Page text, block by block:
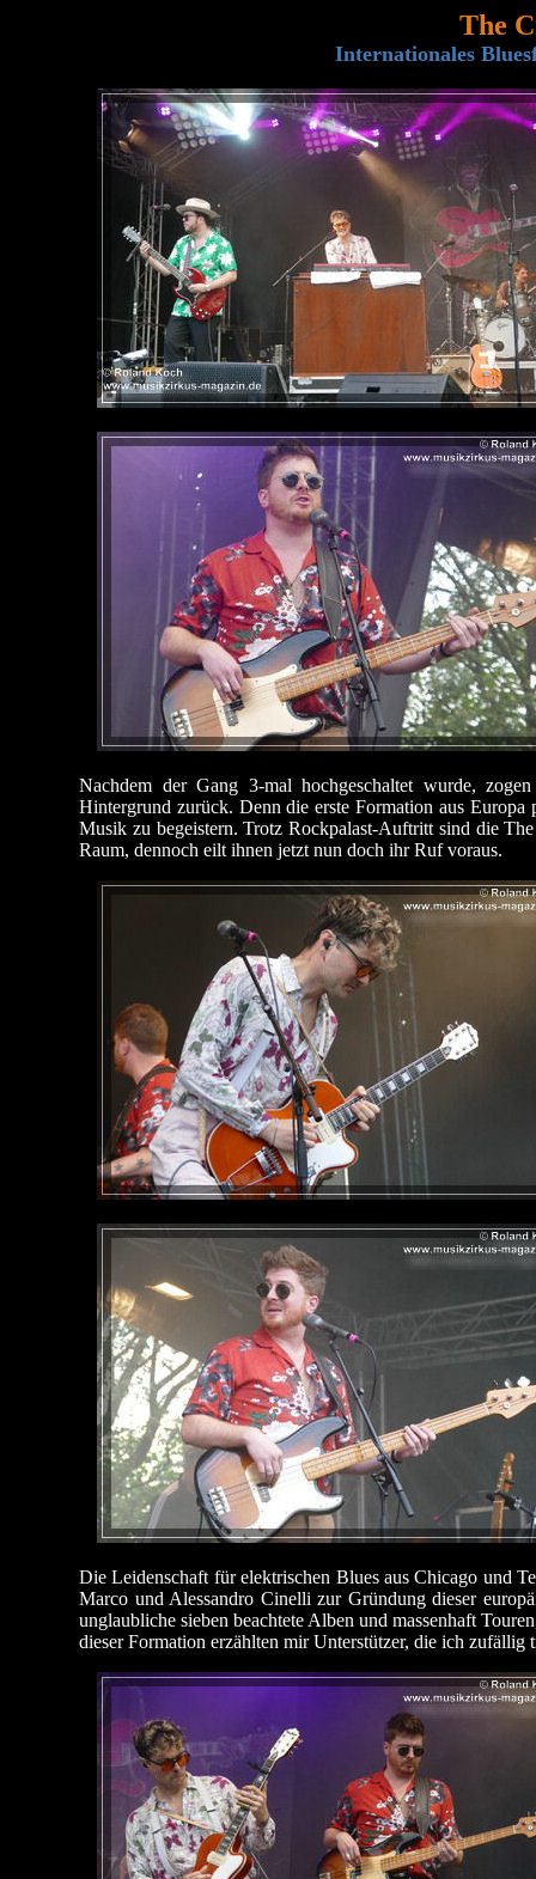
The
Internationales
Nachdem der Gang 3-mal hochgeschaltet wurde,
Hintergrund zurück. Denn die erste Formation aus
Musik zu begeistern. Trotz Rockpalast-Auftritt sind die
Raum, dennoch eilt ihnen jetzt nun doch ihr Ruf voraus.
Die Leidenschaft für elektrischen Blues aus Chicago und
Marco und Alessandro Cinelli zur Gründung dieser
unglaubliche sieben beachtete Alben und massenhaft
dieser Formation erzählten mir Unterstützer, die ich zufällig